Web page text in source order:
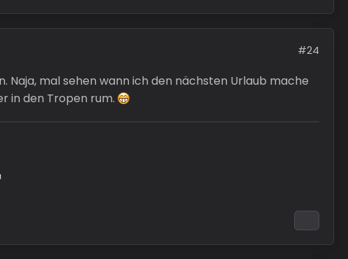
#24
Naja, mal sehen wann ich den nächsten Urlaub mache
in den Tropen rum.